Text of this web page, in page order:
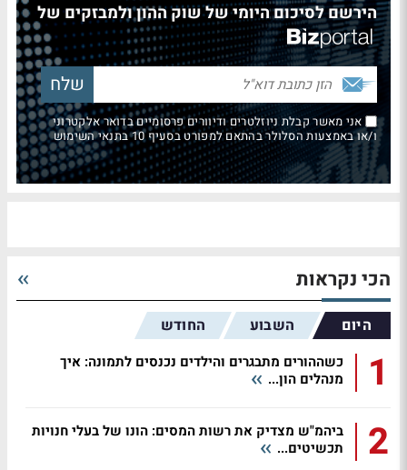
הירשם לסיכום היומי של שוק ההון ולמבזקים של
אני מאשר קבלת ניוזלטרים ודיוורים פרסומיים בדואר אלקטרוני
ו/או באמצעות הסלולר בהתאם למפורט בסעיף 10 בתנאי השימוש
הכי נקראות
היום השבוע החודש
1
כשההורים מתבגרים והילדים נכנסים לתמונה: איך
מנהלים הון...
2
ביהמ"ש מצדיק את רשות המסים: הונו של בעלי חנויות
תכשיטים...